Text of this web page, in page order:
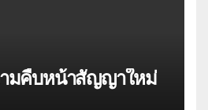
ามคืบหน้าสัญญาใหม่